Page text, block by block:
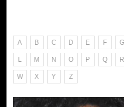
A B C D E F G
L M N O P Q R
W X Y Z